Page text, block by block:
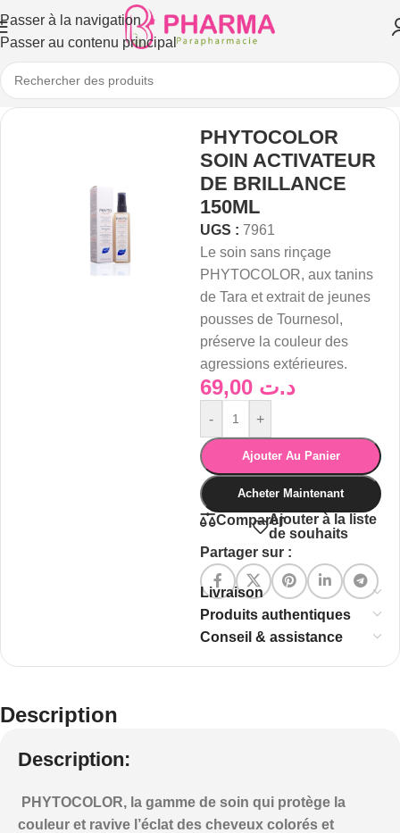
Passer à la navigation
Passer au contenu principal
PHYTOCOLOR
SOIN ACTIVATEUR
DE BRILLANCE
150ML
UGS : 7961
Le soin sans rinçage
PHYTOCOLOR, aux tanins
de Tara et extrait de jeunes
pousses de Tournesol,
préserve la couleur des
agressions extérieures.
د.ت
- +
Ajouter Au Panier
Acheter Maintenant
ComparerAjouter à la liste
de souhaits
Partager sur :
Livraison
Produits authentiques
Conseil & assistance
Description
Description:
PHYTOCOLOR, la gamme de soin qui protège la
couleur et ravive l’éclat des cheveux colorés et